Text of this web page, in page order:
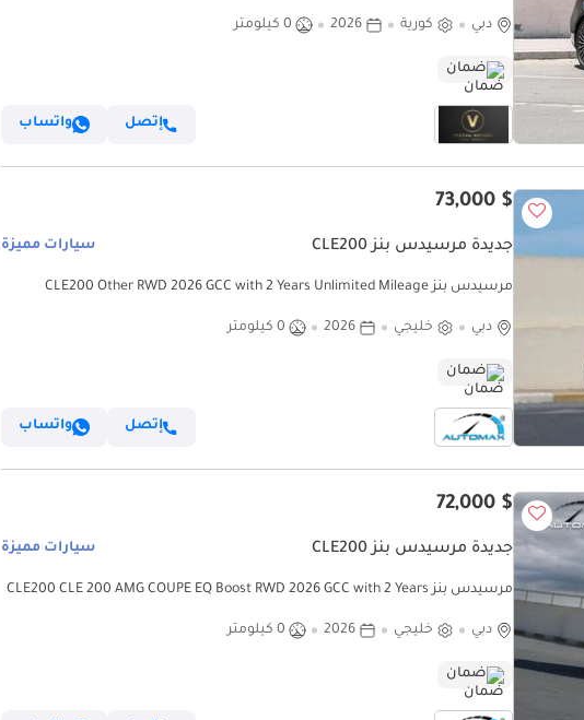
دبي كورية 2026 0 كيلومتر
ضمان
إتصل واتساب
$ 73,000
جديدة مرسيدس بنز CLE200 سيارات مميزة
مرسيدس بنز CLE200 Other RWD 2026 GCC with 2 Years Unlimited Mileage
دبي
خليجي 2026 0 كيلومتر
ضمان
إتصل واتساب
$ 72,000
جديدة مرسيدس بنز CLE200 سيارات مميزة
مرسيدس بنز CLE200 CLE 200 AMG COUPE EQ Boost RWD 2026 GCC with 2 Years
دبي
خليجي 2026 0 كيلومتر
ضمان